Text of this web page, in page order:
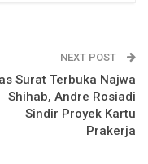
NEXT POST
Surat Terbuka Najwa
Shihab, Andre Rosiadi
Sindir Proyek Kartu
Prakerja